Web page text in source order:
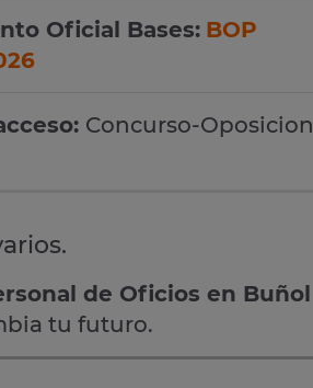
Oficial Bases: BOP
Concurso-Oposicion
de Oficios en Buñol
tu futuro.